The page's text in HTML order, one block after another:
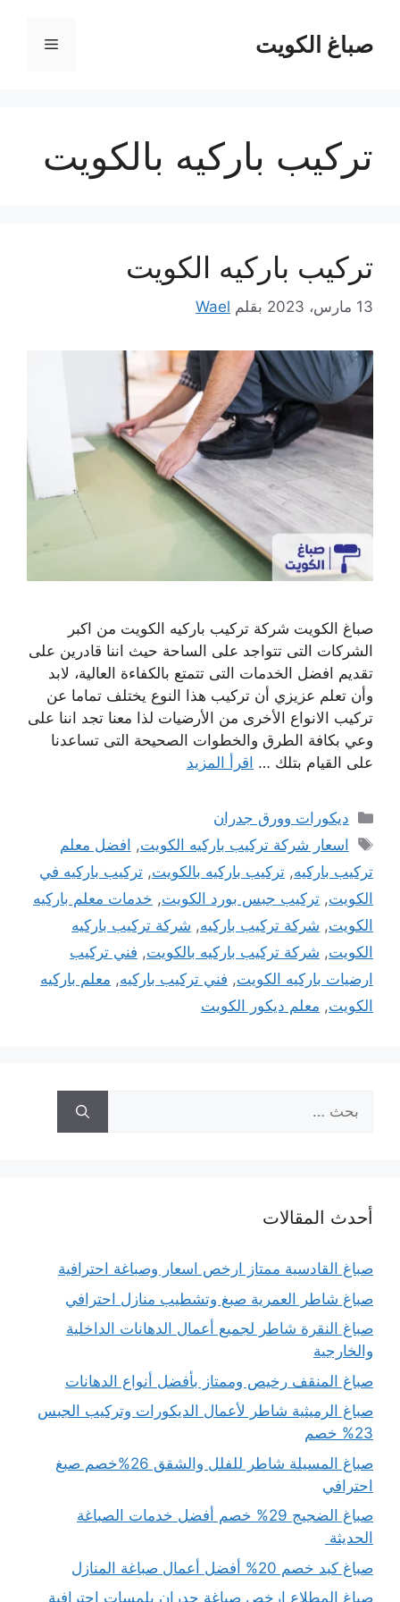
المحتوىصباغ الكويت القائمة
تركيب باركيه بالكويت
تركيب باركيه الكويت
13 مارس، 2023 بقلم Wael
صباغ الكويت شركة تركيب باركيه الكويت من اكبر
الشركات التى تتواجد على الساحة حيث اننا قادرين على
تقديم افضل الخدمات التى تتمتع بالكفاءة العالية، لابد
وأن تعلم عزيزي أن تركيب هذا النوع يختلف تماما عن
تركيب الانواع الأخرى من الأرضيات لذا معنا تجد اننا على
وعي بكافة الطرق والخطوات الصحيحة التى تساعدنا
على القيام بتلك … اقرأ المزيد
التصنيفات
ديكورات وورق جدران
الوسوم
اسعار شركة تركيب باركيه الكويت, افضل معلم
تركيب باركيه, تركيب باركيه بالكويت, تركيب باركيه في
الكويت, تركيب جبس بورد الكويت, خدمات معلم باركيه
الكويت, شركة تركيب باركيه, شركة تركيب باركيه
الكويت, شركة تركيب باركيه بالكويت, فني تركيب
ارضيات باركيه الكويت, فني تركيب باركيه, معلم باركيه
الكويت, معلم ديكور الكويت
عن:
أحدث المقالات
صباغ القادسية ممتاز ارخص اسعار وصباغة احترافية
صباغ شاطر العمرية صبغ وتشطيب منازل احترافي
صباغ النقرة شاطر لجميع أعمال الدهانات الداخلية
والخارجية
صباغ المنقف رخيص وممتاز بأفضل أنواع الدهانات
صباغ الرميثية شاطر لأعمال الديكورات وتركيب الجبس
23% خصم
صباغ المسيلة شاطر للفلل والشقق 26%خصم صبغ
احترافي
صباغ الضجيج 29% خصم أفضل خدمات الصباغة
الحديثة
صباغ كبد خصم 20% أفضل أعمال صباغة المنازل
صباغ المطلاع ارخص صباغة جدران بلمسات احترافية